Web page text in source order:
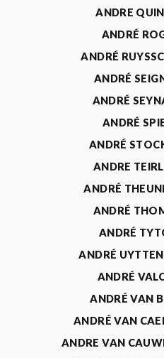
ANDRE
ANDRÉ
ANDRÉ
ANDRÉ
ANDRÉ
ANDRÉ
ANDRÉ
ANDRE
ANDRÉ
ANDRÉ
ANDRÉ
ANDRÉ
ANDRÉ
ANDRÉ VAN
ANDRÉ VAN
ANDRE VAN